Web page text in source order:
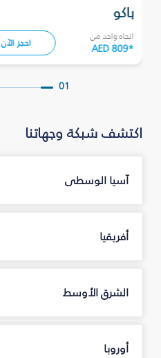
باكو
اتجاه واحد من
AED 809* احجز الآن
01
اكتشف شبكة وجهاتنا
آسيا الوسطى
أفريقيا
الشرق الأوسط
أوروبا